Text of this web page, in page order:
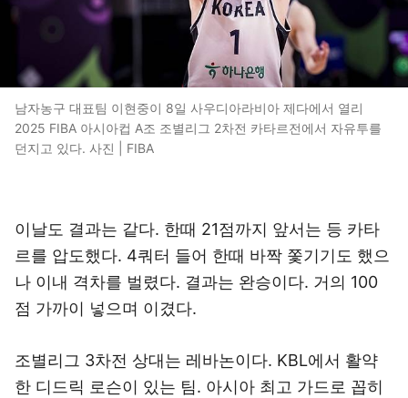
남자농구 대표팀 이현중이 8일 사우디아라비아 제다에서 열리
2025 FIBA 아시아컵 A조 조별리그 2차전 카타르전에서 자유투를
던지고 있다. 사진 | FIBA
이날도 결과는 같다. 한때 21점까지 앞서는 등 카타
르를 압도했다. 4쿼터 들어 한때 바짝 쫓기기도 했으
나 이내 격차를 벌렸다. 결과는 완승이다. 거의 100
점 가까이 넣으며 이겼다.
조별리그 3차전 상대는 레바논이다. KBL에서 활약
한 디드릭 로슨이 있는 팀. 아시아 최고 가드로 꼽히